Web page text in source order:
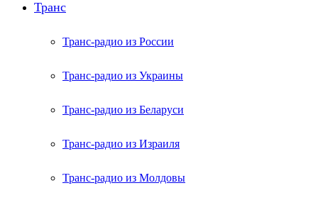
Транс
Транс-радио из России
Транс-радио из Украины
Транс-радио из Беларуси
Транс-радио из Израиля
Транс-радио из Молдовы